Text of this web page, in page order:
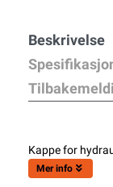
Beskrivelse
Kappe for
Mer info